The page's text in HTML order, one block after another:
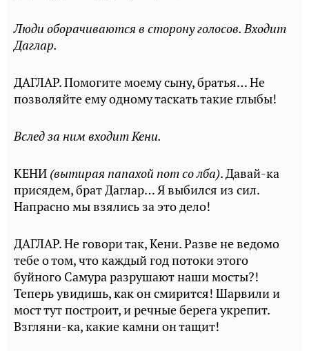
Люди оборачиваются в сторону голосов. Входит
Даглар.
ДАГЛАР. Помогите моему сыну, братья… Не
позволяйте ему одному таскать такие глыбы!
Вслед за ним входит Кени.
КЕНИ (вытирая папахой пот со лба). Давай-ка
присядем, брат Даглар… Я выбился из сил.
Напрасно мы взялись за это дело!
ДАГЛАР. Не говори так, Кени. Разве не ведомо
тебе о том, что каждый год потоки этого
буйного Самура разрушают наши мосты?!
Теперь увидишь, как он смирится! Шарвили и
мост тут построит, и речные берега укрепит.
Взгляни-ка, какие камни он тащит!